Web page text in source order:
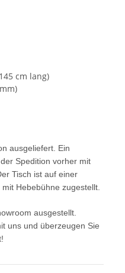
cm lang)
ausgeliefert. Ein
Spedition vorher mit
Tisch ist auf einer
Hebebühne zugestellt.
ausgestellt.
uns und überzeugen Sie